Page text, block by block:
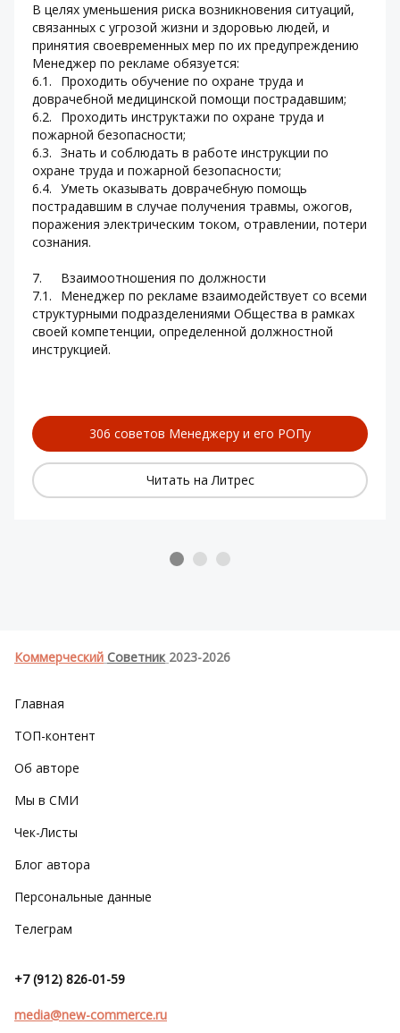
В целях уменьшения риска возникновения ситуаций,
связанных с угрозой жизни и здоровью людей, и
принятия своевременных мер по их предупреждению
Менеджер по рекламе обязуется:
6.1.	Проходить обучение по охране труда и
доврачебной медицинской помощи пострадавшим;
6.2.	Проходить инструктажи по охране труда и
пожарной безопасности;
6.3.	Знать и соблюдать в работе инструкции по
охране труда и пожарной безопасности;
6.4.	Уметь оказывать доврачебную помощь
пострадавшим в случае получения травмы, ожогов,
поражения электрическим током, отравлении, потери
сознания.
7.	Взаимоотношения по должности
7.1.	Менеджер по рекламе взаимодействует со всеми
структурными подразделениями Общества в рамках
своей компетенции, определенной должностной
инструкцией.
306 советов Менеджеру и его РОПу
Читать на Литрес
Коммерческий Советник 2023-2026
Главная
ТОП-контент
Об авторе
Мы в СМИ
Чек-Листы
Блог автора
Персональные данные
Телеграм
+7 (912) 826-01-59
media@new-commerce.ru